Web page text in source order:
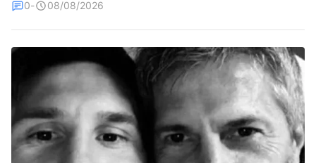
Các môn khác
VIDEO
Bên lề
0 08/08/2026